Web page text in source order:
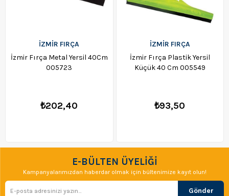
İZMİR FIRÇA
İzmir Fırça Metal Yersil 40Cm
005723
₺202,40
İZMİR FIRÇA
İzmir Fırça Plastik Yersil
Küçük 40 Cm 005549
₺93,50
E-BÜLTEN ÜYELİĞİ
Kampanyalarımızdan haberdar olmak için bültenimize kayıt olun!
Gönder